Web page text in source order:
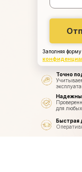
Заполняя
Точно
для
Быстрая